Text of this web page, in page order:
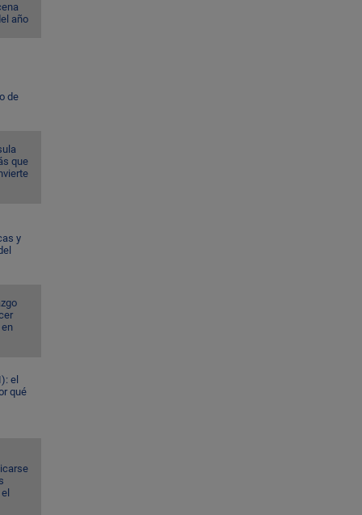
año
de
que
y
el
qué